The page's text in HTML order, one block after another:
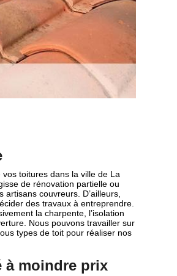
toitures dans la ville de La
de rénovation partielle ou
couvreurs. D’ailleurs,
des travaux à entreprendre.
la charpente, l’isolation
Nous pouvons travailler sur
types de toit pour réaliser nos
à moindre prix